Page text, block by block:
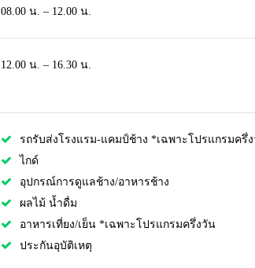
08.00 น. – 12.00 น.
12.00 น. – 16.30 น.
รถรับส่งโรงแรม-แคมป์ช้าง *เฉพาะโปรแกรมครึ่
ไกด์
อุปกรณ์การดูแลช้าง/อาหารช้าง
ผลไม้ น้ำดื่ม
อาหารเที่ยง/เย็น *เฉพาะโปรแกรมครึ่งวัน
ประกันอุบัติเหตุ